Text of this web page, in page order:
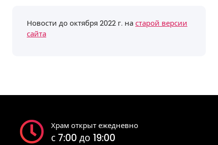
Новости до октября 2022 г. настарой версии
сайта
Храм открыт ежедневно
с 7:00 до 19:00